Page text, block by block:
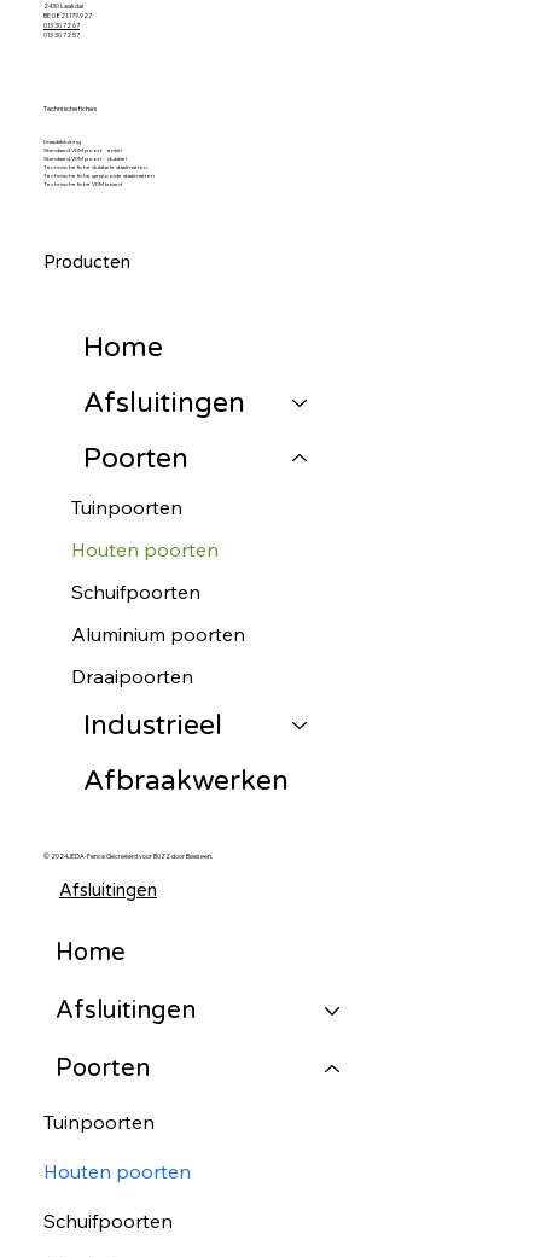
2430 Laakdal
BE 0821.179.927
013 30 72 67
013 30 72 57
Technische fiches
Draadafsluiting
Standaard VDM poort - enkel
Standaard VDM poort - dubbel
Technische fiche dubbele staalmatten
Technische fiche geplooide staalmatten
Technische fiche VDM board
Producten
Home
Afsluitingen
Poorten
Tuinpoorten
Houten poorten
Schuifpoorten
Aluminium poorten
Draaipoorten
Industrieel
Afbraakwerken
© 2024JEDA-Fence Gecreëerd voor BUZZ door Beeseen.
Afsluitingen
Home
Afsluitingen
Poorten
Tuinpoorten
Houten poorten
Schuifpoorten